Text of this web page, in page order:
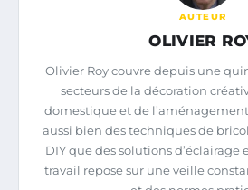
AUTEUR
OLIVIER
Olivier Roy couvre depuis une
secteurs de la décoration
domestique et de
aussi bien des techniques de
DIY que des solutions d’éclairage
travail repose sur une veille